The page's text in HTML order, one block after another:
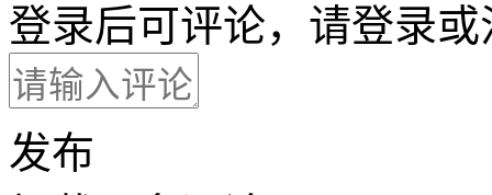
登录后可评论，请登录或
发布